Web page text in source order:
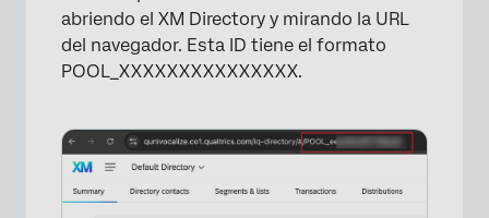
abriendo el XM Directory y mirando la URL
del navegador. Esta ID tiene el formato
POOL_XXXXXXXXXXXXXXX.